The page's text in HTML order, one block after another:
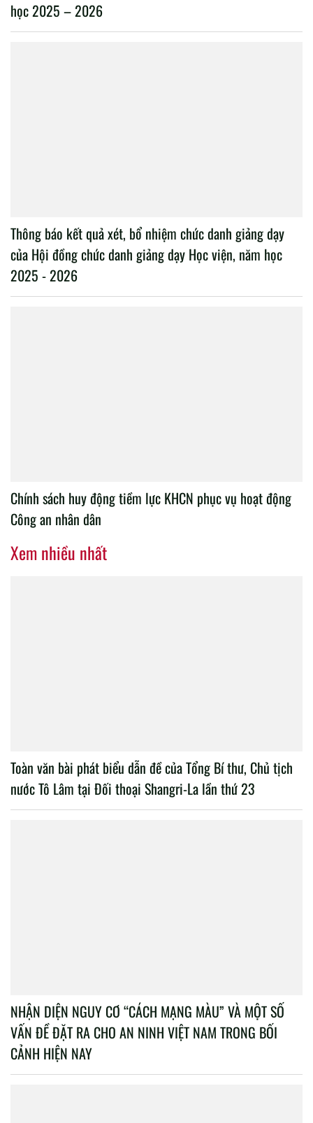
học 2025 – 2026
Thông báo kết quả xét, bổ nhiệm chức danh giảng dạy
của Hội đồng chức danh giảng dạy Học viện, năm học
2025 - 2026
Chính sách huy động tiềm lực KHCN phục vụ hoạt động
Công an nhân dân
Xem nhiều nhất
Toàn văn bài phát biểu dẫn đề của Tổng Bí thư, Chủ tịch
nước Tô Lâm tại Đối thoại Shangri-La lần thứ 23
NHẬN DIỆN NGUY CƠ “CÁCH MẠNG MÀU” VÀ MỘT SỐ
VẤN ĐỀ ĐẶT RA CHO AN NINH VIỆT NAM TRONG BỐI
CẢNH HIỆN NAY